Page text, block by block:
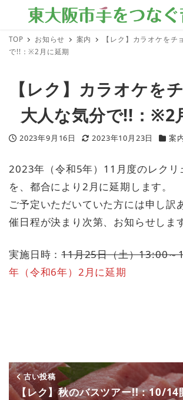
TOP お知らせ 案内
【レク】カラオケをチ
で!!：※2月に延期
【レク】カラオケを
大人な気分で!!：※2
投稿日
2023年9月16日
更新日
2023年10月23日
カテゴ
案
2023年（令和5年）11月度のレクリ
を、都合により2月に延期します。
ご予定いただいていた方には申し訳
催日程が決まり次第、お知らせしま
実施日時：11月25日（土）13:00～
年（令和6年）2月に延期
古い投稿
【レク】秋のバスツアー!!：10/14